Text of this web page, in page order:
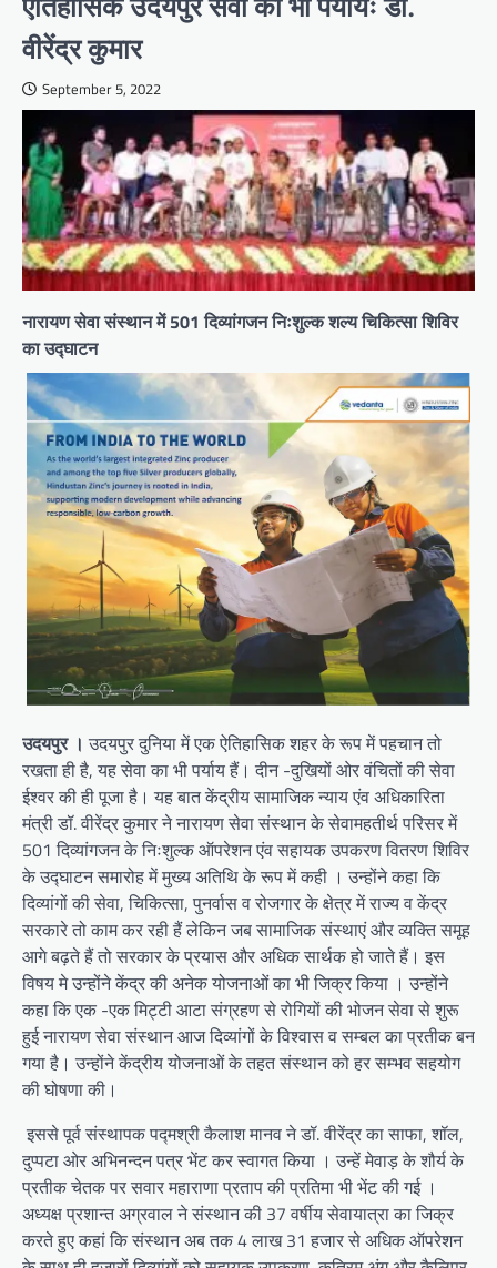
वीरेंद्र कुमार
September 5, 2022
नारायण सेवा संस्थान में 501 दिव्यांगजन निःशुल्क शल्य चिकित्सा शिविर
का उद्घाटन
उदयपुर । उदयपुर दुनिया में एक ऐतिहासिक शहर के रूप में पहचान तो
रखता ही है, यह सेवा का भी पर्याय हैं। दीन -दुखियों ओर वंचितों की सेवा
ईश्वर की ही पूजा है। यह बात केंद्रीय सामाजिक न्याय एंव अधिकारिता
मंत्री डॉ. वीरेंद्र कुमार ने नारायण सेवा संस्थान के सेवामहतीर्थ परिसर में
501 दिव्यांगजन के निःशुल्क ऑपरेशन एंव सहायक उपकरण वितरण शिविर
के उद्घाटन समारोह में मुख्य अतिथि के रूप में कही । उन्होंने कहा कि
दिव्यांगों की सेवा, चिकित्सा, पुनर्वास व रोजगार के क्षेत्र में राज्य व केंद्र
सरकारे तो काम कर रही हैं लेकिन जब सामाजिक संस्थाएं और व्यक्ति समूह
आगे बढ़ते हैं तो सरकार के प्रयास और अधिक सार्थक हो जाते हैं। इस
विषय मे उन्होंने केंद्र की अनेक योजनाओं का भी जिक्र किया । उन्होंने
कहा कि एक -एक मिट्टी आटा संग्रहण से रोगियों की भोजन सेवा से शुरू
हुई नारायण सेवा संस्थान आज दिव्यांगों के विश्वास व सम्बल का प्रतीक बन
गया है। उन्होंने केंद्रीय योजनाओं के तहत संस्थान को हर सम्भव सहयोग
की घोषणा की।
इससे पूर्व संस्थापक पद्मश्री कैलाश मानव ने डॉ. वीरेंद्र का साफा, शॉल,
दुप्पटा ओर अभिनन्दन पत्र भेंट कर स्वागत किया । उन्हें मेवाड़ के शौर्य के
प्रतीक चेतक पर सवार महाराणा प्रताप की प्रतिमा भी भेंट की गई ।
अध्यक्ष प्रशान्त अग्रवाल ने संस्थान की 37 वर्षीय सेवायात्रा का जिक्र
करते हुए कहां कि संस्थान अब तक 4 लाख 31 हजार से अधिक ऑपरेशन